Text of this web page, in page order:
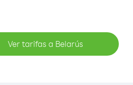
Ver tarifas a Belarús